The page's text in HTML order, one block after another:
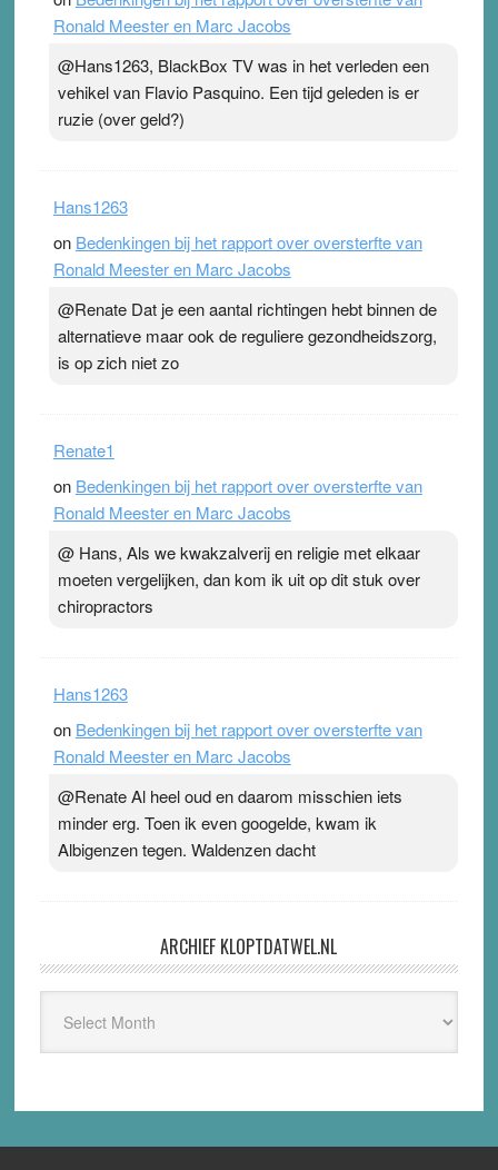
Ronald Meester en Marc Jacobs
@Hans1263, BlackBox TV was in het verleden een
vehikel van Flavio Pasquino. Een tijd geleden is er
ruzie (over geld?)
Hans1263
on Bedenkingen bij het rapport over oversterfte van
Ronald Meester en Marc Jacobs
@Renate Dat je een aantal richtingen hebt binnen de
alternatieve maar ook de reguliere gezondheidszorg,
is op zich niet zo
Renate1
on Bedenkingen bij het rapport over oversterfte van
Ronald Meester en Marc Jacobs
@ Hans, Als we kwakzalverij en religie met elkaar
moeten vergelijken, dan kom ik uit op dit stuk over
chiropractors
Hans1263
on Bedenkingen bij het rapport over oversterfte van
Ronald Meester en Marc Jacobs
@Renate Al heel oud en daarom misschien iets
minder erg. Toen ik even googelde, kwam ik
Albigenzen tegen. Waldenzen dacht
ARCHIEF KLOPTDATWEL.NL
Kloptdatwel.nl